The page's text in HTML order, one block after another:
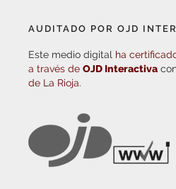
AUDITADO POR OJD
Este medio digital ha
a través de OJD Interactiva
de La Rioja.